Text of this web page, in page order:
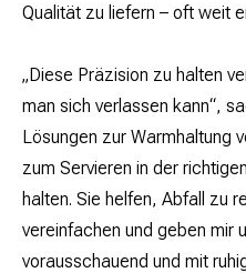
Qualität zu liefern – oft weit
„Diese Präzision zu halten
man sich verlassen kann“,
Lösungen zur Warmhaltung
zum Servieren in der
halten. Sie helfen, Abfall zu
vereinfachen und geben mir
vorausschauend und mit